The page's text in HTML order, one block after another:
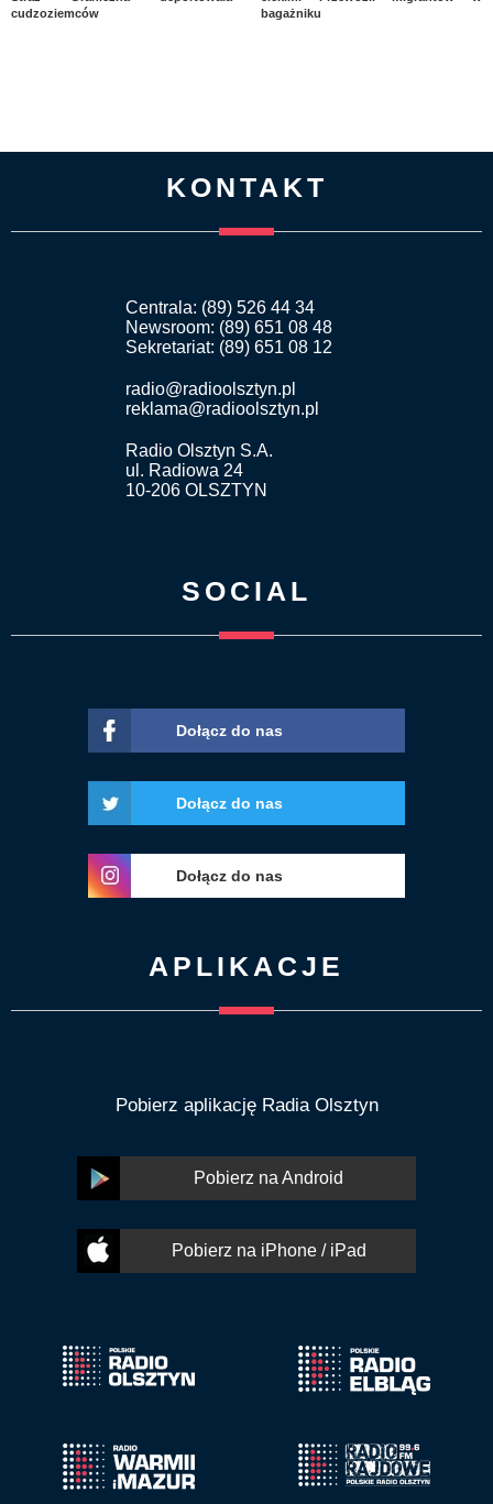
cudzoziemców
bagażniku
KONTAKT
Centrala: (89) 526 44 34
Newsroom: (89) 651 08 48
Sekretariat: (89) 651 08 12
radio@radioolsztyn.pl
reklama@radioolsztyn.pl
Radio Olsztyn S.A.
ul. Radiowa 24
10-206 OLSZTYN
SOCIAL
Dołącz do nas
Dołącz do nas
Dołącz do nas
APLIKACJE
Pobierz aplikację Radia Olsztyn
Pobierz na Android
Pobierz na iPhone / iPad